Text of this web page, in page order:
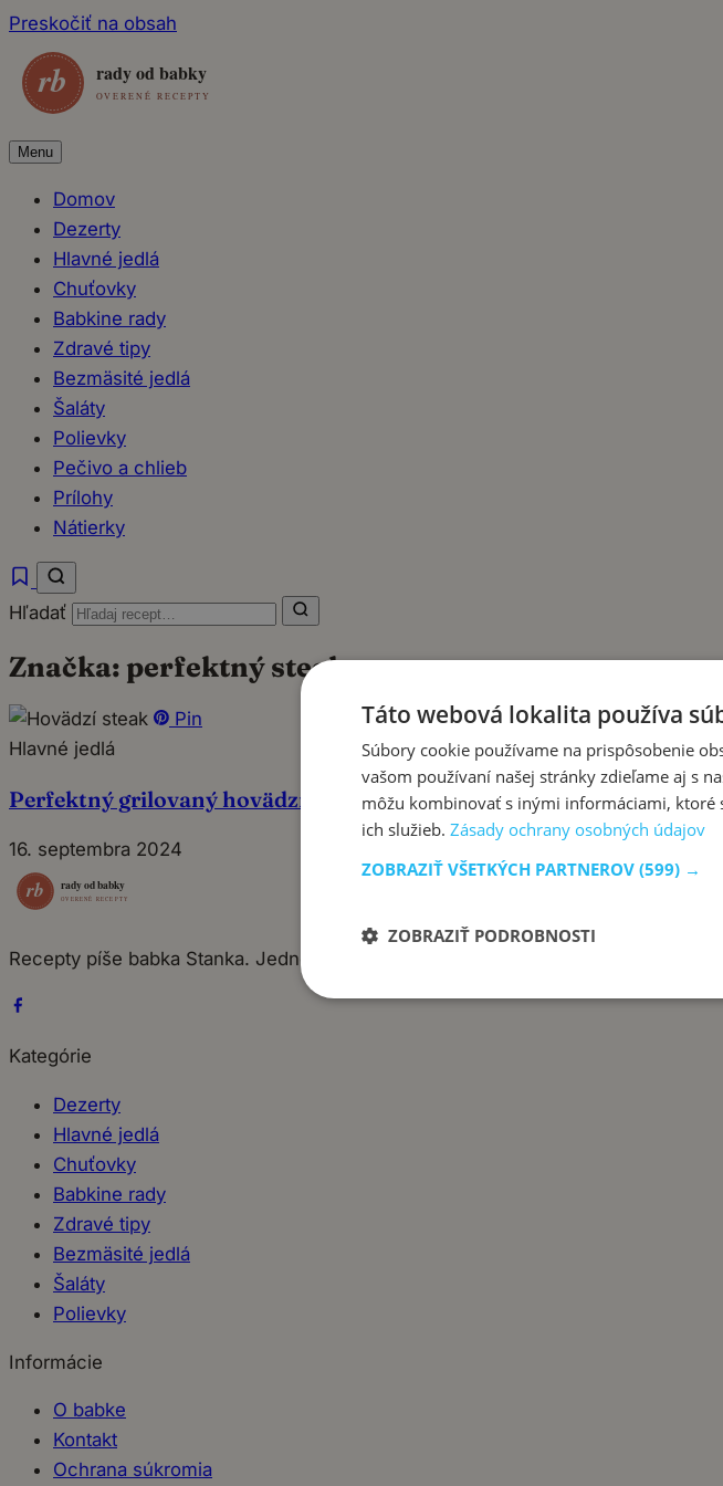
Preskočiť na obsah
Menu
Domov
Dezerty
Hlavné jedlá
Chuťovky
Babkine rady
Zdravé tipy
Bezmäsité jedlá
Šaláty
Polievky
Pečivo a chlieb
Prílohy
Nátierky
Hľadať
Značka: perfektný steak
Pin
Hlavné jedlá
Perfektný grilovaný hovädzí steak: Neodolateľná voľba pre
16. septembra 2024
Recepty píše babka Stanka. Jednoduché, poctivé jedlá zo slovenskej kuchyne,
Kategórie
Dezerty
Hlavné jedlá
Chuťovky
Babkine rady
Zdravé tipy
Bezmäsité jedlá
Šaláty
Polievky
Informácie
O babke
Kontakt
Ochrana súkromia
Táto webová lokalita používa
Súbory cookie používame na prispôsobenie
vašom používaní našej stránky zdieľame aj s
môžu kombinovať s inými informáciami,
ich služieb. Zásady ochrany osobných údajov
ZOBRAZIŤ VŠETKÝCH PARTNEROV (599) →
ZOBRAZIŤ PODROBNOSTI